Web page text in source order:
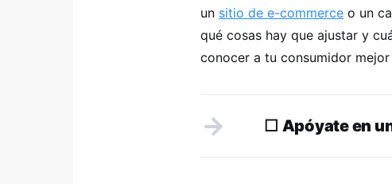
un sitio de e-commerce o un
qué cosas hay que ajustar y
conocer a tu consumidor mejor
☐ Apóyate en